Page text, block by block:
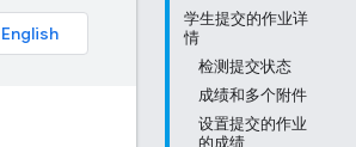
学生提交的作业详
情
检测提交状态
成绩和多个附件
设置提交的作业
的成绩